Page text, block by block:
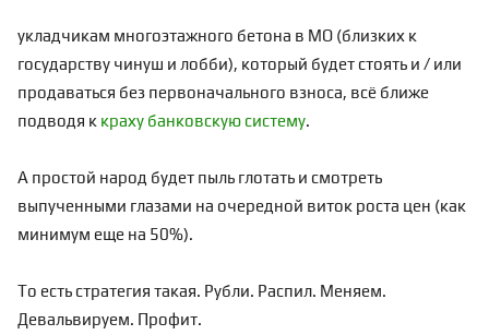
укладчикам многоэтажного бетона в МО (близких к
государству чинуш и лобби), который будет стоять и / или
продаваться без первоначального взноса, всё ближе
подводя к краху банковскую систему.
А простой народ будет пыль глотать и смотреть
выпученными глазами на очередной виток роста цен (как
минимум еще на 50%).
То есть стратегия такая. Рубли. Распил. Меняем.
Девальвируем. Профит.